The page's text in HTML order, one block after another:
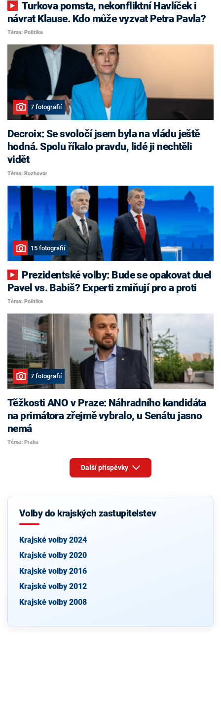
Turkova pomsta, nekonfliktní Havlíček i
návrat Klause. Kdo může vyzvat Petra Pavla?
Téma: Politika
7 fotografií
Decroix: Se svoločí jsem byla na vládu ještě
hodná. Spolu říkalo pravdu, lidé ji nechtěli
vidět
Téma: Rozhovor
15 fotografií
Pavel vs. Babiš? Experti zmiňují pro a proti
Téma: Politika
7 fotografií
Těžkosti ANO v Praze: Náhradního kandidáta
na primátora zřejmě vybralo, u Senátu jasno
nemá
Téma: Praha
Další příspěvky
Volby do krajských zastupitelstev
Krajské volby 2024
Krajské volby 2020
Krajské volby 2016
Krajské volby 2012
Krajské volby 2008